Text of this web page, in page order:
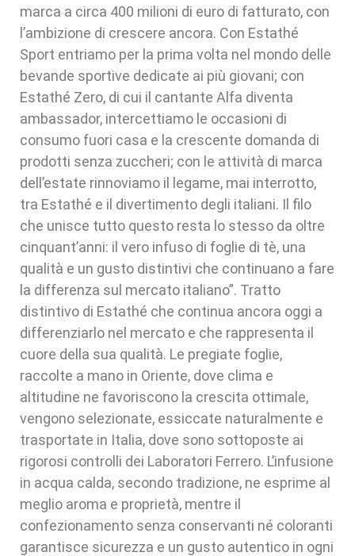
marca a circa 400 milioni di euro di fatturato, con
l’ambizione di crescere ancora. Con Estathé
Sport entriamo per la prima volta nel mondo delle
bevande sportive dedicate ai più giovani; con
Estathé Zero, di cui il cantante Alfa diventa
ambassador, intercettiamo le occasioni di
consumo fuori casa e la crescente domanda di
prodotti senza zuccheri; con le attività di marca
dell’estate rinnoviamo il legame, mai interrotto,
tra Estathé e il divertimento degli italiani. Il filo
che unisce tutto questo resta lo stesso da oltre
cinquant’anni: il vero infuso di foglie di tè, una
qualità e un gusto distintivi che continuano a fare
la differenza sul mercato italiano”. Tratto
distintivo di Estathé che continua ancora oggi a
differenziarlo nel mercato e che rappresenta il
cuore della sua qualità. Le pregiate foglie,
raccolte a mano in Oriente, dove clima e
altitudine ne favoriscono la crescita ottimale,
vengono selezionate, essiccate naturalmente e
trasportate in Italia, dove sono sottoposte ai
rigorosi controlli dei Laboratori Ferrero. L’infusione
in acqua calda, secondo tradizione, ne esprime al
meglio aroma e proprietà, mentre il
confezionamento senza conservanti né coloranti
garantisce sicurezza e un gusto autentico in ogni